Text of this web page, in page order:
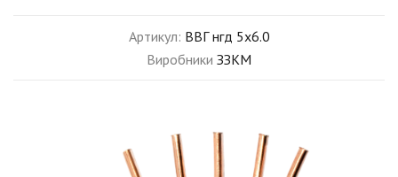
Артикул: ВВГ нгд 5х6.0
Виробники ЗЗКМ